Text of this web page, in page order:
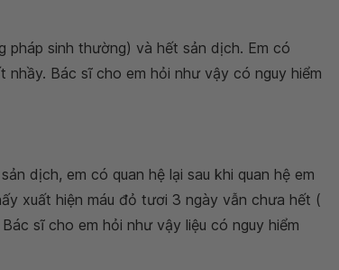
pháp sinh thường) và hết sản dịch. Em có
nhầy. Bác sĩ cho em hỏi như vậy có nguy hiểm
dịch, em có quan hệ lại sau khi quan hệ em
xuất hiện máu đỏ tươi 3 ngày vẫn chưa hết (
sĩ cho em hỏi như vậy liệu có nguy hiểm